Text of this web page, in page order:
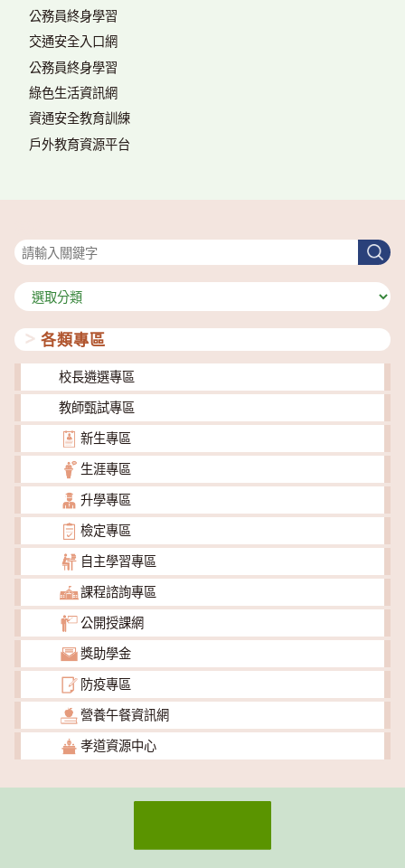
公務員終身學習
交通安全入口網
公務員終身學習
綠色生活資訊網
資通安全教育訓練
戶外教育資源平台
搜
尋
分
類
各類專區
校長遴選專區
教師甄試專區
新生專區
生涯專區
升學專區
檢定專區
自主學習專區
課程諮詢專區
公開授課網
獎助學金
防疫專區
營養午餐資訊網
孝道資源中心